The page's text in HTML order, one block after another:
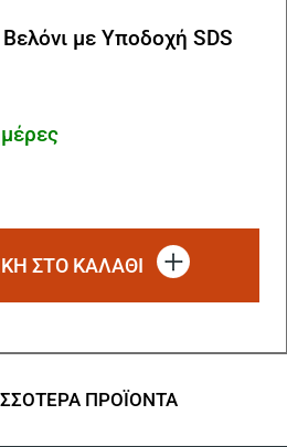
με Υποδοχή SDS
ΣΤΟ ΚΑΛΑΘΙ
ΠΡΟΪΟΝΤΑ